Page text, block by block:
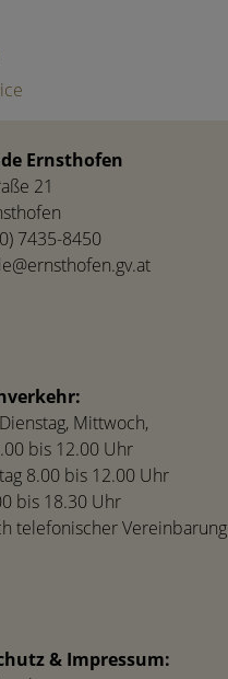
Ernsthofen
21
7435-8450
Mittwoch,
bis 12.00 Uhr
8.00 bis 12.00 Uhr
bis 18.30 Uhr
telefonischer Vereinbarung
& Impressum: